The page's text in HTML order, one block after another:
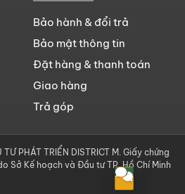
Bảo hành & đổi trả
Bảo mật thông tin
Đặt hàng & thanh toán
Giao hàng
Trả góp
PHÁT TRIỂN DISTRICT M. Giấy chứng
Sở Kế hoạch và Đầu tư TP. Hồ Chí Minh